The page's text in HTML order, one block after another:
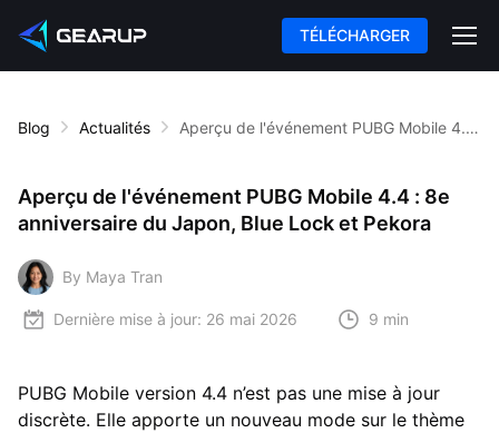
TÉLÉCHARGER
Blog Actualités Aperçu de l'événement PUBG Mobile 4.4 : 8e anniversaire du Japon, Blue Lock et Pekora
Aperçu de l'événement PUBG Mobile 4.4 : 8e
anniversaire du Japon, Blue Lock et Pekora
By Maya Tran
Dernière mise à jour: 26 mai 2026 9 min
PUBG Mobile version 4.4 n’est pas une mise à jour
discrète. Elle apporte un nouveau mode sur le thème